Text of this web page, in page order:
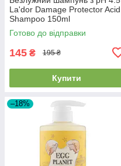
La'dor Damage Protector Acid
Shampoo 150ml
Готово до відправки
145 ₴ 195 ₴
Купити
–18%